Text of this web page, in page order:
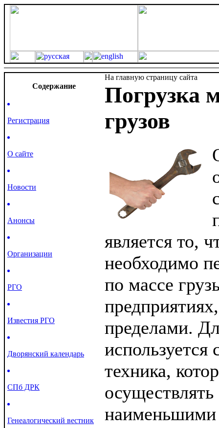
Cодержание
Регистрация
О сайте
Новости
Анонсы
Организации
РГО
Известия РГО
Дворянский календарь
СПб ДРК
Генеалогический вестник
На главную страницу сайта
Погрузка
грузов
является то,
необходимо
по массе
пределами.
используется
техника,
наименьшими